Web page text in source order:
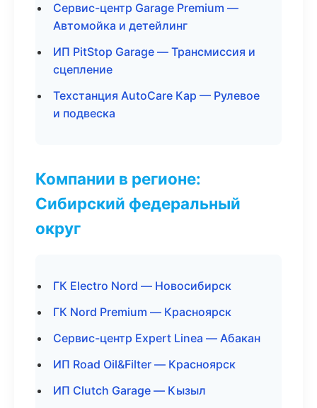
Сервис-центр Garage Premium —
Автомойка и детейлинг
ИП PitStop Garage — Трансмиссия и
сцепление
Техстанция AutoCare Кар — Рулевое
и подвеска
Компании в регионе:
Сибирский федеральный
округ
ГК Electro Nord — Новосибирск
ГК Nord Premium — Красноярск
Сервис-центр Expert Linea — Абакан
ИП Road Oil&Filter — Красноярск
ИП Clutch Garage — Кызыл